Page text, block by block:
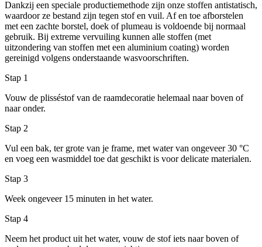
Dankzij een speciale productiemethode zijn onze stoffen antistatisch,
waardoor ze bestand zijn tegen stof en vuil. Af en toe afborstelen
met een zachte borstel, doek of plumeau is voldoende bij normaal
gebruik. Bij extreme vervuiling kunnen alle stoffen (met
uitzondering van stoffen met een aluminium coating) worden
gereinigd volgens onderstaande wasvoorschriften.
Stap 1
Vouw de plisséstof van de raamdecoratie helemaal naar boven of
naar onder.
Stap 2
Vul een bak, ter grote van je frame, met water van ongeveer 30 °C
en voeg een wasmiddel toe dat geschikt is voor delicate materialen.
Stap 3
Week ongeveer 15 minuten in het water.
Stap 4
Neem het product uit het water, vouw de stof iets naar boven of